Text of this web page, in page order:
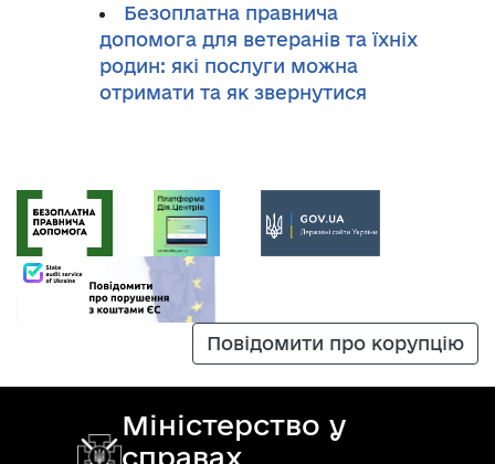
Безоплатна правнича
допомога для ветеранів та їхніх
родин: які послуги можна
отримати та як звернутися
Повідомити про корупцію
Міністерство у
справах